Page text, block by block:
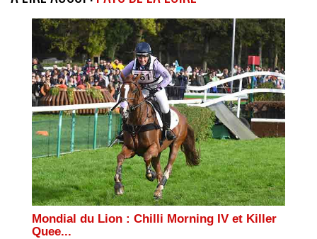
Mondial du Lion : Chilli Morning IV et Killer
Quee...